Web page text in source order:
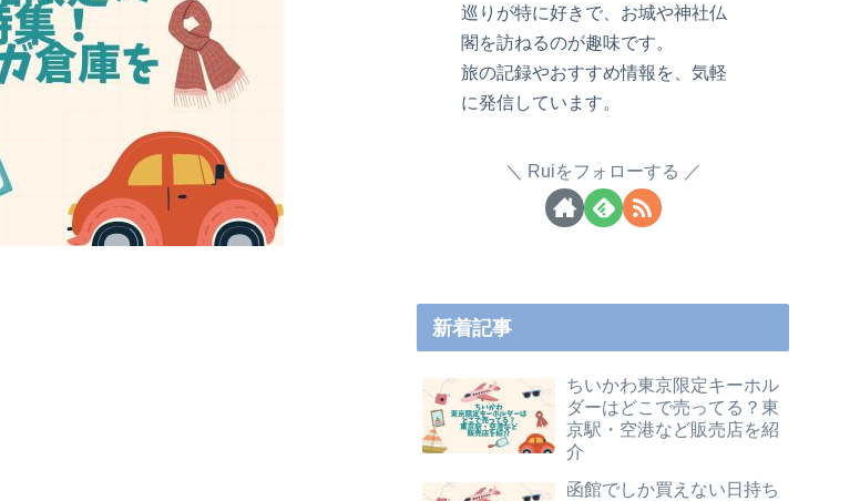
巡りが特に好きで、お城や神社仏
閣を訪ねるのが趣味です。
旅の記録やおすすめ情報を、気軽
に発信しています。
Ruiをフォローする
新着記事
ちいかわ東京限定キーホル
ダーはどこで売ってる？東
京駅・空港など販売店を紹
介
函館でしか買えない日持ち